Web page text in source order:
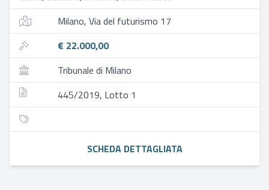
Milano, Via del futurismo 17
€ 22.000,00
Tribunale di Milano
445/2019, Lotto 1
SCHEDA DETTAGLIATA